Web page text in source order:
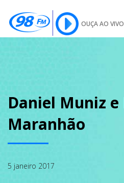
OUÇA AO VIVO
SOBRE
PODCAST
Daniel Muniz
Maranhão
5 janeiro 2017